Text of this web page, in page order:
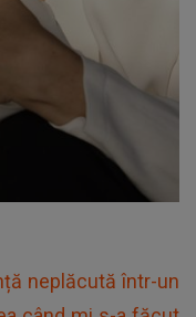
neplăcută într-un